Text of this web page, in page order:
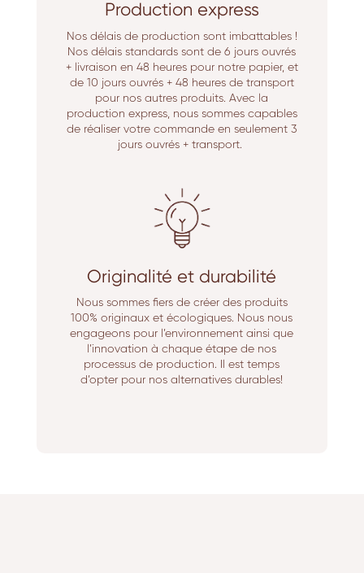
Production express
Nos délais de production sont imbattables !
Nos délais standards sont de 6 jours ouvrés
+ livraison en 48 heures pour notre papier, et
de 10 jours ouvrés + 48 heures de transport
pour nos autres produits. Avec la
production express, nous sommes capables
de réaliser votre commande en seulement 3
jours ouvrés + transport.
Originalité et durabilité
Nous sommes fiers de créer des produits
100% originaux et écologiques. Nous nous
engageons pour l’environnement ainsi que
l’innovation à chaque étape de nos
processus de production. Il est temps
d’opter pour nos alternatives durables!